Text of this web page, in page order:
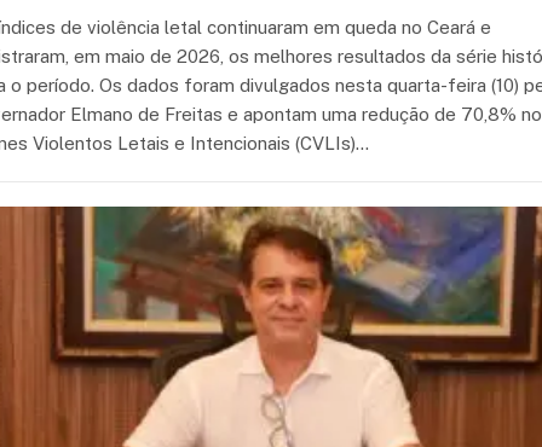
de violência letal continuaram em queda no Ceará e
em maio de 2026, os melhores resultados da série
o período. Os dados foram divulgados nesta quarta-feira (10)
Elmano de Freitas e apontam uma redução de 70,8%
Violentos Letais e Intencionais (CVLIs)…